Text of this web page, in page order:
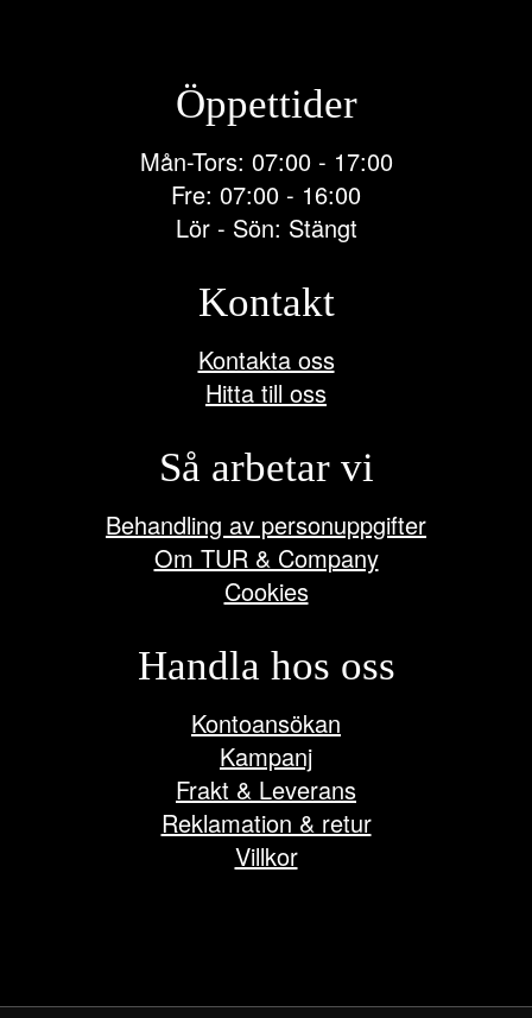
Öppettider
Mån-Tors: 07:00 - 17:00
Fre: 07:00 - 16:00
Lör - Sön: Stängt
Kontakt
Kontakta oss
Hitta till oss
Så arbetar vi
Behandling av personuppgifter
Om TUR & Company
Cookies
Handla hos oss
Kontoansökan
Kampanj
Frakt & Leverans
Reklamation & retur
Villkor